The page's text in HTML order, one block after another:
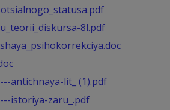
8l.pdf
antichnaya-lit_ (1).pdf
istoriya-zaru_.pdf